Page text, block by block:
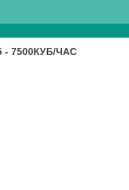
7500КУБ/ЧАС